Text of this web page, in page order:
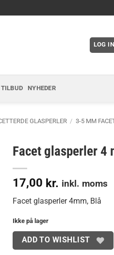
LOG
TILBUD NYHEDER
GLASPERLER / 3-5 MM
Facet glasperler 4
17,00 kr. inkl. moms
Facet glasperler 4mm, Blå
Ikke på lager
ADD TO WISHLIST